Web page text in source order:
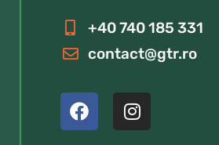
+40 740 185 331
contact@gtr.ro